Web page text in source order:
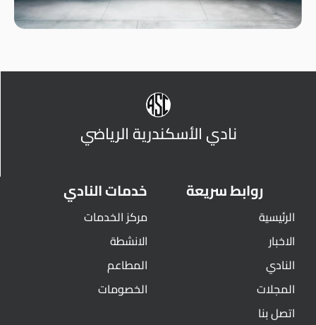
نادي الأسكندرية الرياضي
روابط سريعة
الرئيسية
الاخبار
النادي
المجلات
اتصل بنا
خدمات النادي
مركز الخدمات
الانشطة
المطاعم
الخصومات